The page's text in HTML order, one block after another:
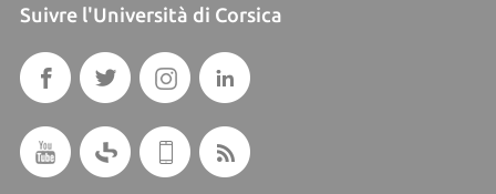
Suivre l'Università di Corsica